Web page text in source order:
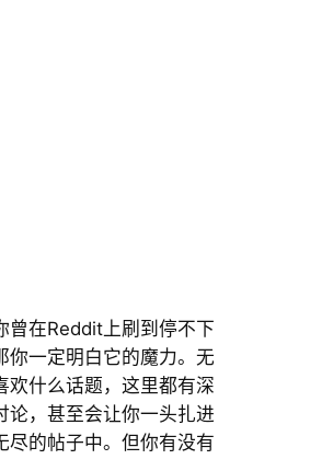
曾在Reddit上刷到停不下
你一定明白它的魔力。无
欢什么话题，这里都有深
论，甚至会让你一头扎进
尽的帖子中。但你有没有